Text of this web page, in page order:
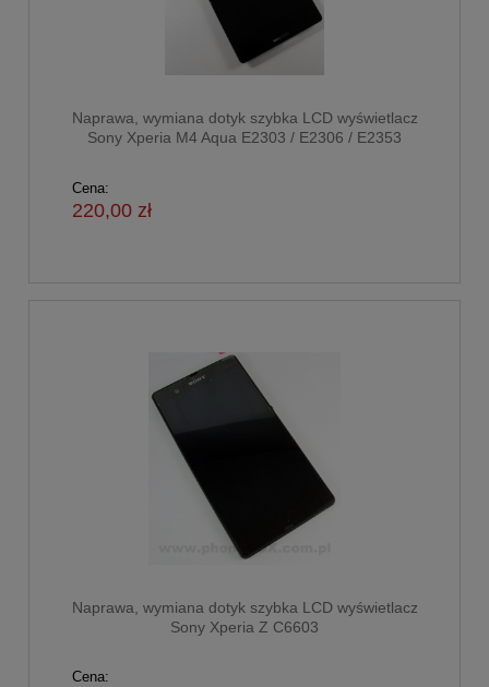
Naprawa, wymiana dotyk szybka LCD wyświetlacz
Sony Xperia M4 Aqua E2303 / E2306 / E2353
Cena:
220,00 zł
Naprawa, wymiana dotyk szybka LCD wyświetlacz
Sony Xperia Z C6603
Cena: